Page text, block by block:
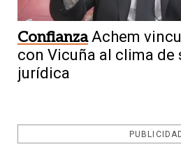
Confianza Achem
con Vicuña al clima de
jurídica